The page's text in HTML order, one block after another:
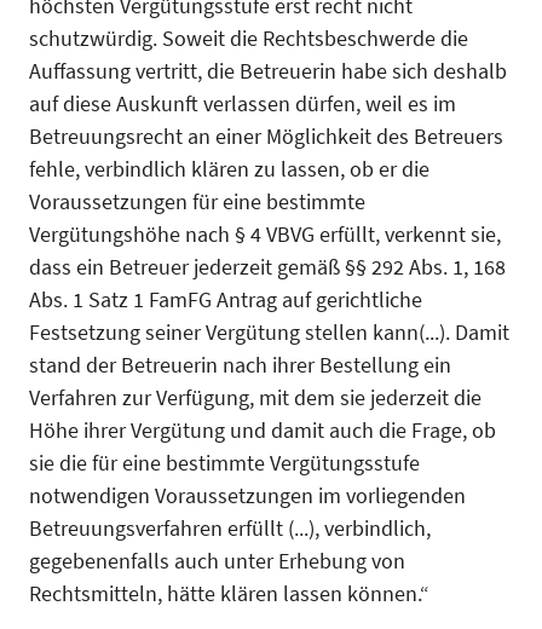
höchsten Vergütungsstufe erst recht nicht
schutzwürdig. Soweit die Rechtsbeschwer­de die
Auffassung vertritt, die Betreuerin habe sich deshalb
auf diese Auskunft verlassen dürfen, weil es im
Betreuungsrecht an einer Möglichkeit des Betreuers
fehle, verbindlich klären zu lassen, ob er die
Voraussetzungen für eine bestimmte
Vergütungshöhe nach § 4 VBVG erfüllt, verkennt sie,
dass ein Betreuer jederzeit gemäß §§ 292 Abs. 1, 168
Abs. 1 Satz 1 FamFG Antrag auf gerichtliche
Festsetzung seiner Vergütung stellen kann(...). Damit
stand der Betreuerin nach ihrer Bestellung ein
Verfahren zur Verfügung, mit dem sie jederzeit die
Höhe ihrer Vergütung und damit auch die Frage, ob
sie die für eine bestimmte Vergütungsstufe
notwendigen Voraussetzungen im vorliegenden
Betreuungsverfahren erfüllt (...), verbindlich,
gegebenenfalls auch unter Erhebung von
Rechtsmitteln, hätte klären lassen können.“